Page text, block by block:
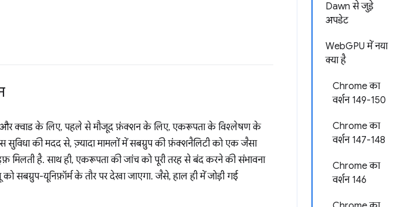
Dawn से जुड़े
अपडेट
WebGPU में नया
क्या है
Chrome का
वर्शन 149-150
Chrome का
वर्शन 147-148
Chrome का
वर्शन 146
और क्वाड के लिए, पहले से मौजूद फ़ंक्शन के लिए, एकरूपता के विश्लेषण के
की मदद से, ज़्यादा मामलों में सबग्रुप की फ़ंक्शनैलिटी को एक जैसा
है. साथ ही, एकरूपता की जांच को पूरी तरह से बंद करने की संभावना
सबग्रुप-यूनिफ़ॉर्म के तौर पर देखा जाएगा. जैसे, हाल ही में जोड़ी गई